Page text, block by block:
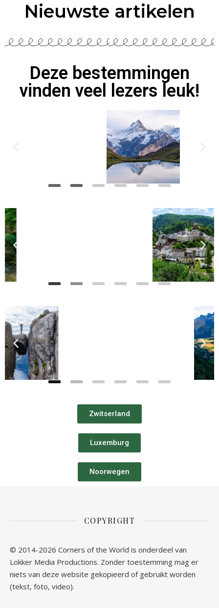
Nieuwste artikelen
Deze bestemmingen
vinden veel lezers leuk!
Zwitserland
Luxemburg
Noorwegen
COPYRIGHT
© 2014-2026 Corners of the World is onderdeel van
Lokker Media Productions. Zonder toestemming mag er
niets van deze website gekopieerd of gebruikt worden
(tekst, foto, video).